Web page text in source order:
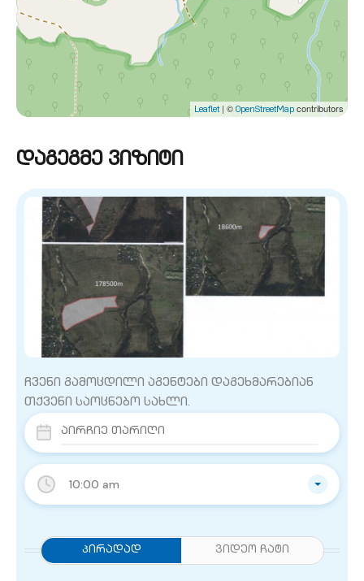
Leaflet| © OpenStreetMap contributors
დაგეგმე ვიზიტი
10:00 am
Პირადად ვიდეო ჩატი
ჩვენი გამოცდილი აგენტები დაგეხმარებიან
თქვენი საოცნებო სახლი.